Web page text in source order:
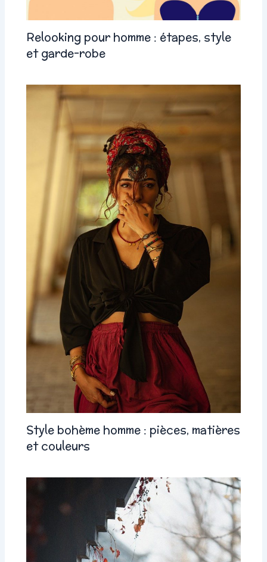
Relooking pour homme : étapes, style
et garde-robe
Style bohème homme : pièces, matières
et couleurs